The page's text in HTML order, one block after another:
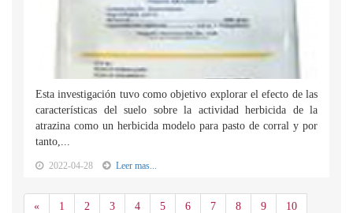
Esta investigación tuvo como objetivo explorar el efecto de las
características del suelo sobre la actividad herbicida de la
atrazina como un herbicida modelo para pasto de corral y por
tanto,...
2022-04-28 Leer mas...
«Anterior
1 2 3 4 5 6 7 8 9 10